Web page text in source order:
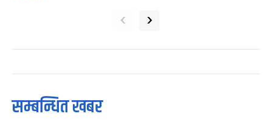
‹ ›
सम्बन्धित खबर